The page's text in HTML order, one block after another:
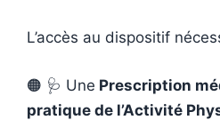
L’accès au dispositif
🟠 🩺 Une Prescription
pratique de l’Activité